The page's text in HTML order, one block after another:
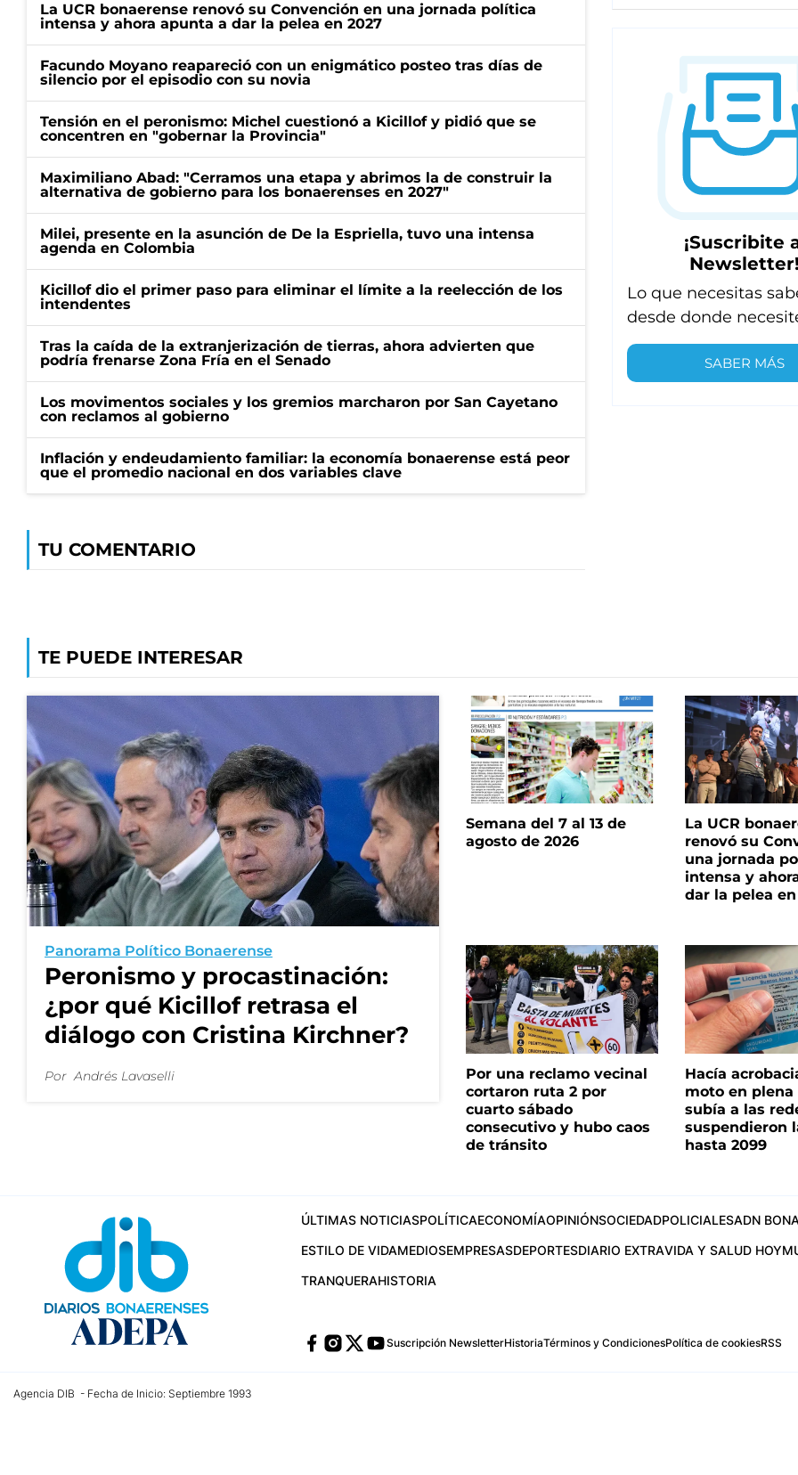
La UCR bonaerense renovó su Convención en una jornada política
intensa y ahora apunta a dar la pelea en 2027
Facundo Moyano reapareció con un enigmático posteo tras días de
silencio por el episodio con su novia
Tensión en el peronismo: Michel cuestionó a Kicillof y pidió que se
concentren en "gobernar la Provincia"
Maximiliano Abad: "Cerramos una etapa y abrimos la de construir la
alternativa de gobierno para los bonaerenses en 2027"
Milei, presente en la asunción de De la Espriella, tuvo una intensa
agenda en Colombia
Kicillof dio el primer paso para eliminar el límite a la reelección de los
intendentes
Tras la caída de la extranjerización de tierras, ahora advierten que
podría frenarse Zona Fría en el Senado
Los movimentos sociales y los gremios marcharon por San Cayetano
con reclamos al gobierno
Inflación y endeudamiento familiar: la economía bonaerense está peor
que el promedio nacional en dos variables clave
TU COMENTARIO
¡Suscribite
Newsletter!
Lo que necesitas
desde donde
SABER MÁS
TE PUEDE INTERESAR
Panorama Político Bonaerense
Peronismo y procastinación:
¿por qué Kicillof retrasa el
diálogo con Cristina Kirchner?
Por Andrés Lavaselli
Semana del 7 al 13 de
agosto de 2026
La UCR
renovó su
una jornada
intensa y
dar la pelea en
Por una reclamo vecinal
cortaron ruta 2 por
cuarto sábado
consecutivo y hubo caos
de tránsito
Hacía
moto en plena
subía a las
suspendieron
hasta 2099
ÚLTIMAS NOTICIASPOLÍTICAECONOMÍAOPINIÓNSOCIEDADPOLICIALESADN
ESTILO DE VIDAMEDIOSEMPRESASDEPORTESDIARIO EXTRAVIDA Y SALUD HOY
TRANQUERAHISTORIA
Suscripción NewsletterHistoriaTérminos y CondicionesPolítica de cookiesRSS
Agencia DIB - Fecha de Inicio: Septiembre 1993